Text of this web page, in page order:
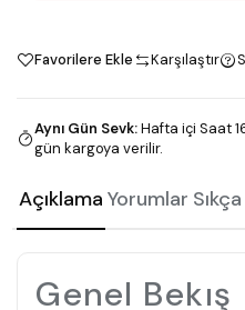
Favorilere Ekle Karşılaştır
Aynı Gün Sevk:Hafta içi Saat
gün kargoya verilir.
Açıklama Yorumlar
Genel Bekış